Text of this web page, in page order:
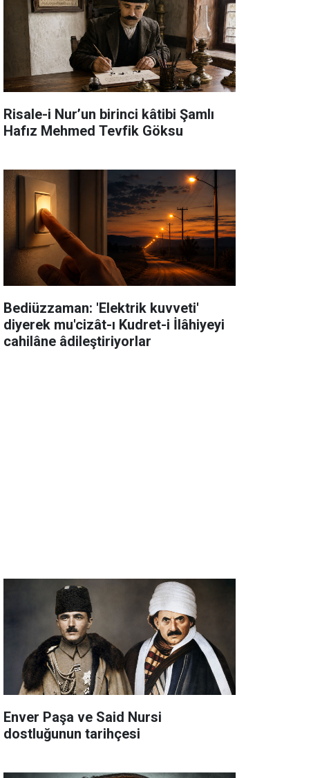
Risale-i Nur’un birinci kâtibi Şamlı
Hafız Mehmed Tevfik Göksu
Bediüzzaman: 'Elektrik kuvveti'
diyerek mu'cizât-ı Kudret-i İlâhiyeyi
cahilâne âdileştiriyorlar
Enver Paşa ve Said Nursi
dostluğunun tarihçesi